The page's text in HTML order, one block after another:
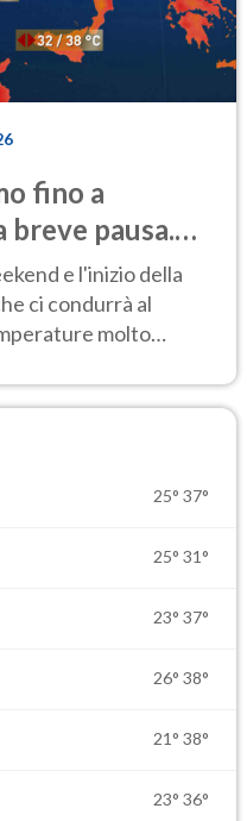
fino a
breve pausa.
e l'inizio della
ci condurrà al
molto
25° 37°
25° 31°
23° 37°
26° 38°
21° 38°
23° 36°